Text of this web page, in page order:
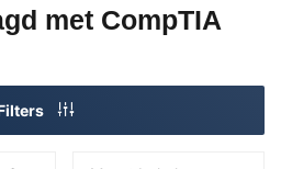
met CompTIA